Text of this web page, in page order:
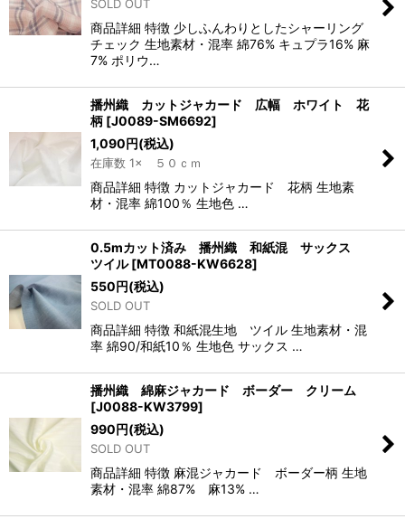
SOLD OUT
商品詳細 特徴 少しふんわりとしたシャーリング
チェック 生地素材・混率 綿76% キュプラ16% 麻
7% ポリウ…
播州織 カットジャカード 広幅 ホワイト 花
柄 [J0089-SM6692]
1,090円(税込)
在庫数 1× ５０ｃｍ
商品詳細 特徴 カットジャカード 花柄 生地素
材・混率 綿100％ 生地色 …
0.5mカット済み 播州織 和紙混 サックス
ツイル [MT0088-KW6628]
550円(税込)
SOLD OUT
商品詳細 特徴 和紙混生地 ツイル 生地素材・混
率 綿90/和紙10％ 生地色 サックス …
播州織 綿麻ジャカード ボーダー クリーム
[J0088-KW3799]
990円(税込)
SOLD OUT
商品詳細 特徴 麻混ジャカード ボーダー柄 生地
素材・混率 綿87% 麻13% …